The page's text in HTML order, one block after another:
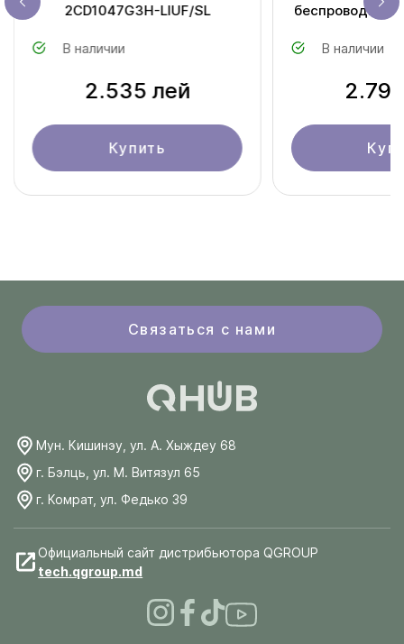
2CD1047G3H-LIUF/SL
В наличии
2.535 лей
Купить
беспроводной
CB3/SP-
В наличии
Связаться с нами
Мун. Кишинэу, ул. А. Хыждеу 68
г. Бэлць, ул. М. Витязул 65
г. Комрат, ул. Федько 39
Официальный сайт дистрибьютора QGROUP
tech.qgroup.md